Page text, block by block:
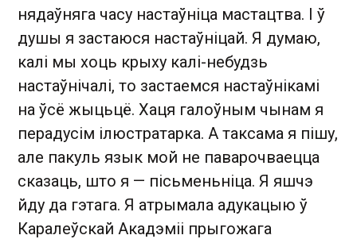
нядаўняга часу настаўніца мастацтва. І ў
душы я застаюся настаўніцай. Я думаю,
калі мы хоць крыху калі-небудзь
настаўнічалі, то застаемся настаўнікамі
на ўсё жыцьцё. Хаця галоўным чынам я
перадусім ілюстратарка. А таксама я пішу,
але пакуль язык мой не паварочваецца
сказаць, што я — пісьменьніца. Я яшчэ
йду да гэтага. Я атрымала адукацыю ў
Каралеўскай Акадэміі прыгожага